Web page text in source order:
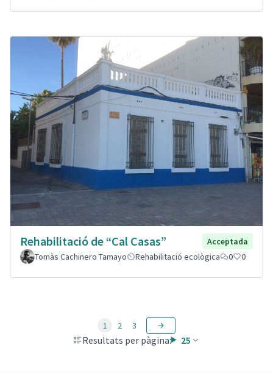
Rehabilitació de “Cal Casas”
Acceptada
Tomàs Cachinero Tamayo
Rehabilitació ecològica 0 0
Resultats per pàgina: 25
1 2 3